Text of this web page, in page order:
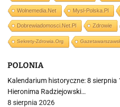
Wolnemedia.net Mysl-Polska.pl
Dobrewiadomosci.net.pl Zdrowie
Sekrety-Zdrowia.org
POLONIA
Kalendarium historyczne: 8
Hieronima Radziejowski…
8 sierpnia 2026